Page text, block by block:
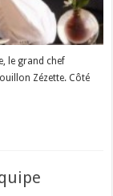
le grand chef
Zézette. Côté